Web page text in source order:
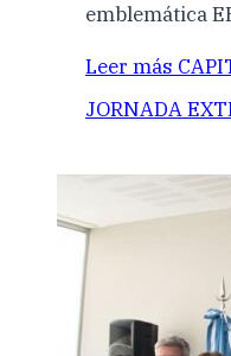
emblemática
Leer más
JORNADA